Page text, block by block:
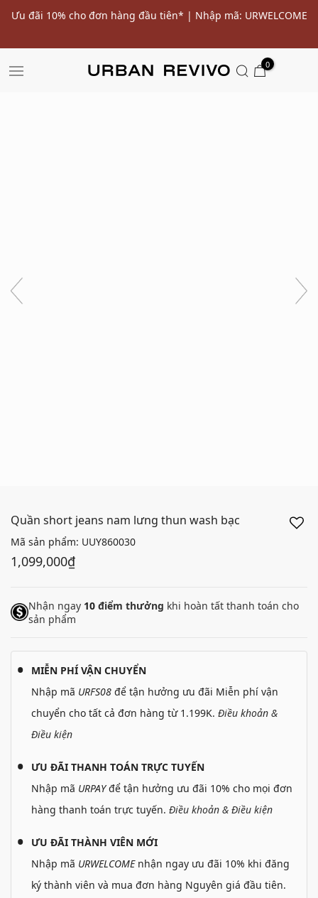
Ưu đãi 10% cho đơn hàng đầu tiên* | Nhập mã: URWELCOME
0
Quần short jeans nam lưng thun wash bạc
Mã sản phẩm: UUY860030
1,099,000₫
Nhận ngay 10 điểm thưởng khi hoàn tất thanh toán cho
sản phẩm
MIỄN PHÍ VẬN CHUYỂN
Nhập mã URFS08 để tận hưởng ưu đãi Miễn phí vận
chuyển cho tất cả đơn hàng từ 1.199K. Điều khoản &
Điều kiện
ƯU ĐÃI THANH TOÁN TRỰC TUYẾN
Nhập mã URPAYđể tận hưởng ưu đãi 10% cho mọi đơn
hàng thanh toán trực tuyến. Điều khoản & Điều kiện
ƯU ĐÃI THÀNH VIÊN MỚI
Nhập mã URWELCOMEnhận ngay ưu đãi 10% khi đăng
ký thành viên và mua đơn hàng Nguyên giá đầu tiên.
SALE